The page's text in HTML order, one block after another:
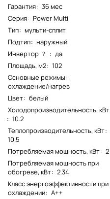
Гарантия: 36 мес
Серия: Power Multi
Тип: мульти-сплит
Подтип: наружный
Инвертор ? : да
Площадь, м2: 102
Основные режимы:
охлаждение/нагрев
Цвет: белый
Холодопроизводительность, кВт
: 10.2
Теплопроизводительность, кВт:
10.5
Потребляемая мощность, кВт: 2
Потребляемая мощность при
обогреве, кВт: 2.34
Класс энергоэффективности при
охлаждении: A++